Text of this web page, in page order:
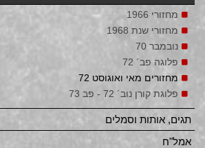
מחזורי 1966
מחזורי שנת 1968
נובמבר 70
פלוגה פב´ 72
מחזורים מאי ואוגוסט 72
פלוגת קורן נוב´ 72 - פב 73
תגים, אותות וסמלים
אמל"ח